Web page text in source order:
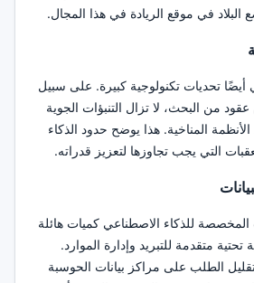
أيضًا تحديات تكنولوجية كبيرة. على سبيل
من البحث، لا تزال التنبؤات الجوية
المناخية. هذا يوضح حدود الذكاء
التي يجب تجاوزها لتعزيز قدراته.
المخصصة للذكاء الاصطناعي كميات هائلة
متقدمة للتبريد وإدارة الموارد.
الطلب على مراكز بيانات الحوسبة